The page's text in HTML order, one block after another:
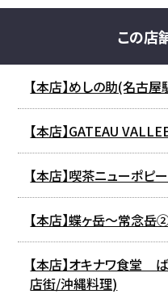
この店
【本店】めしの助(名古屋
【本店】GATEAU
【本店】喫茶ニューポ
【本店】蝶ヶ岳～常念
【本店】オキナワ食堂
店街/沖縄料理)